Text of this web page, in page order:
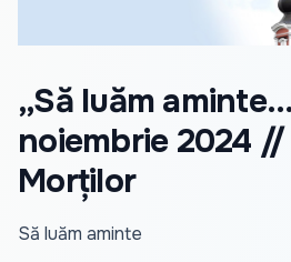
„Să luăm
noiembrie 2024
Morților
Să luăm aminte